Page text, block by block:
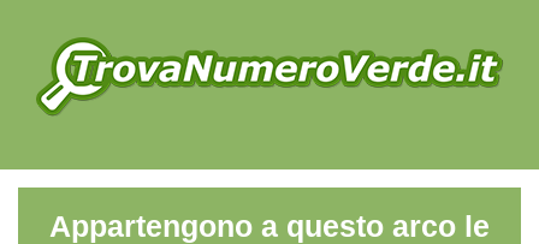
Appartengono a questo arco le